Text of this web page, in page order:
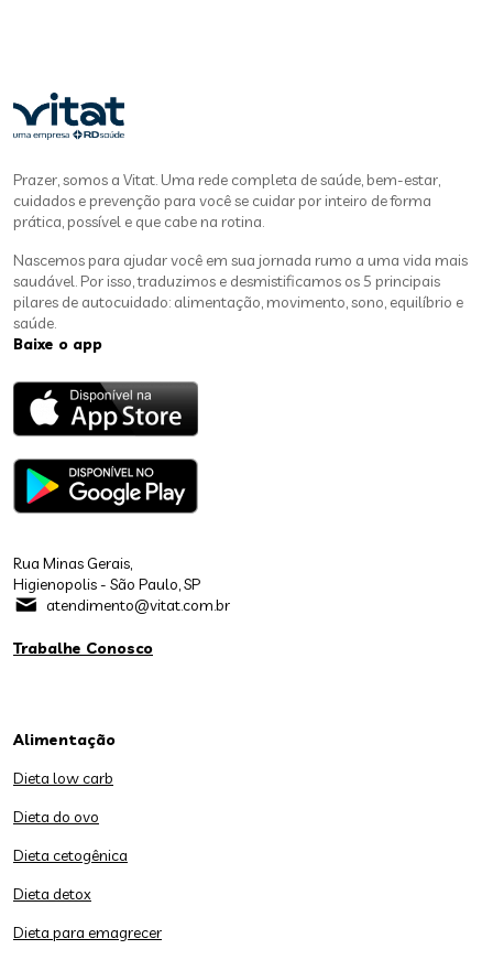
Prazer, somos a Vitat. Uma rede completa de saúde, bem-estar,
cuidados e prevenção para você se cuidar por inteiro de forma
prática, possível e que cabe na rotina.
Nascemos para ajudar você em sua jornada rumo a uma vida mais
saudável. Por isso, traduzimos e desmistificamos os 5 principais
pilares de autocuidado: alimentação, movimento, sono, equilíbrio e
saúde.
Baixe o app
Rua Minas Gerais,
Higienopolis - São Paulo, SP
atendimento@vitat.com.br
Trabalhe Conosco
Alimentação
Dieta low carb
Dieta do ovo
Dieta cetogênica
Dieta detox
Dieta para emagrecer